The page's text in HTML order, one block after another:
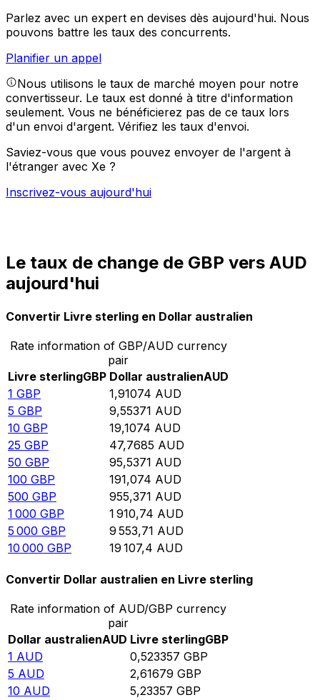
Parlez avec un expert en devises dès aujourd'hui. Nous
pouvons battre les taux des concurrents.
Planifier un appel
Nous utilisons le taux de marché moyen pour notre
convertisseur. Le taux est donné à titre d'information
seulement. Vous ne bénéficierez pas de ce taux lors
d'un envoi d'argent. Vérifiez les taux d'envoi.
Saviez-vous que vous pouvez envoyer de l'argent à
l'étranger avec Xe ?
Inscrivez-vous aujourd'hui
Le taux de change de GBP vers AUD
aujourd'hui
Convertir Livre sterling en Dollar australien
Rate information of GBP/AUD currency
pair
Livre sterlingGBP Dollar australienAUD
1 GBP 1,91074 AUD
5 GBP 9,55371 AUD
10 GBP 19,1074 AUD
25 GBP 47,7685 AUD
50 GBP 95,5371 AUD
100 GBP 191,074 AUD
500 GBP 955,371 AUD
1 000 GBP 1 910,74 AUD
5 000 GBP 9 553,71 AUD
10 000 GBP 19 107,4 AUD
Convertir Dollar australien en Livre sterling
Rate information of AUD/GBP currency
pair
Dollar australienAUD Livre sterlingGBP
1 AUD 0,523357 GBP
5 AUD 2,61679 GBP
10 AUD 5,23357 GBP